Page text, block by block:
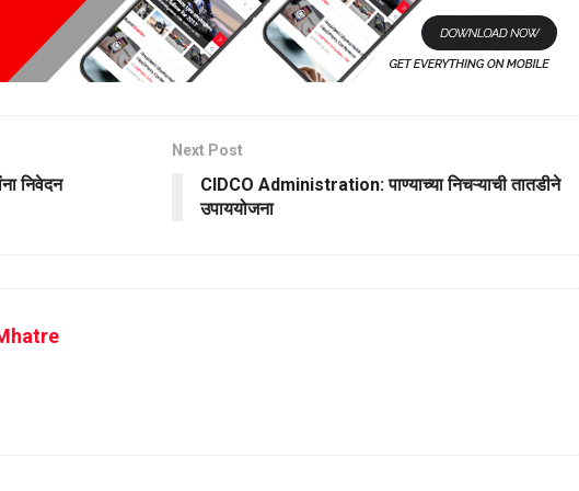
निवेदन
Next Post
CIDCO Administration: पाण्याच्या निचऱ्याची तातडीने
उपाययोजना